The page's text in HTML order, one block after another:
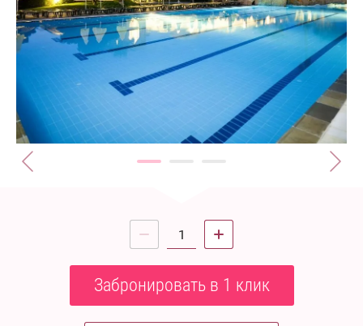
Забронировать в 1 клик